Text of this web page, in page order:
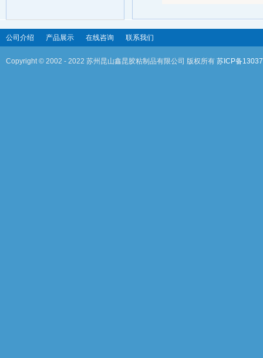
公司介绍 产品展示 在线咨询 联系我们
Copyright © 2002 - 2022 苏州昆山鑫昆胶粘制品有限公司 版权所有 苏ICP备